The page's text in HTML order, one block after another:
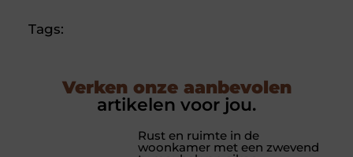
Tags:
Verken onze aanbevolen
artikelen voor jou.
Rust en ruimte in de
woonkamer met een zwevend